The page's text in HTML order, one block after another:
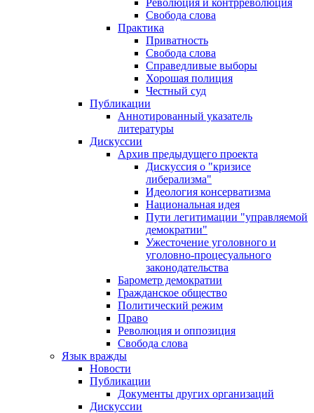
Революция и контрреволюция
Свобода слова
Практика
Приватность
Свобода слова
Справедливые выборы
Хорошая полиция
Честный суд
Публикации
Аннотированный указатель
литературы
Дискуссии
Архив предыдущего проекта
Дискуссия о "кризисе
либерализма"
Идеология консерватизма
Национальная идея
Пути легитимации "управляемой
демократии"
Ужесточение уголовного и
уголовно-процесуального
законодательства
Барометр демократии
Гражданское общество
Политический режим
Право
Революция и оппозиция
Свобода слова
Язык вражды
Новости
Публикации
Документы других организаций
Дискуссии